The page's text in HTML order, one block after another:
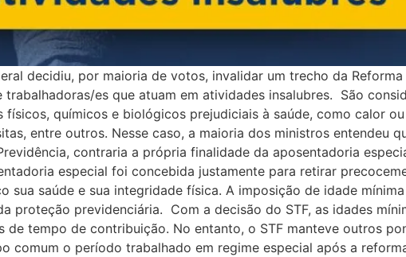
decidiu, por maioria de votos, invalidar um trecho da
es que atuam em atividades insalubres. São
químicos e biológicos prejudiciais à saúde, como calor
entre outros. Nesse caso, a maioria dos ministros entendeu
contraria a própria finalidade da aposentadoria
especial foi concebida justamente para retirar
saúde e sua integridade física. A imposição de idade
proteção previdenciária. Com a decisão do STF, as idades
tempo de contribuição. No entanto, o STF manteve outros
o período trabalhado em regime especial após a